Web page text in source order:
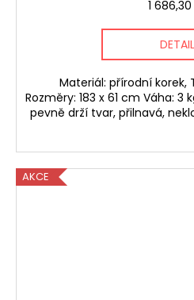
1 686,30
DETAIL
Materiál: přírodní korek,
Rozměry: 183 x 61 cm Váha:
pevně drží tvar, přilnavá,
AKCE